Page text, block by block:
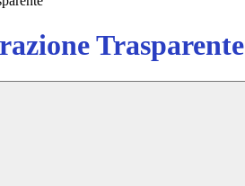
Trasparente